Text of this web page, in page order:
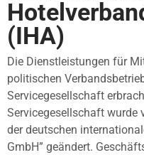
(IHA)
Die Dienstleistungen für
politischen
Servicegesellschaft
Servicegesellschaft wurde
der deutschen
GmbH” geändert.